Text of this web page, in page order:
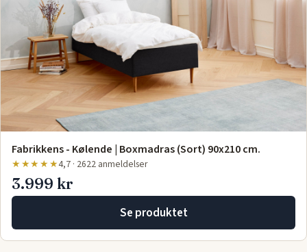
Fabrikkens - Kølende | Boxmadras (Sort) 90x210 cm.
★★★★★4,7 · 2622 anmeldelser
3.999 kr
Se produktet